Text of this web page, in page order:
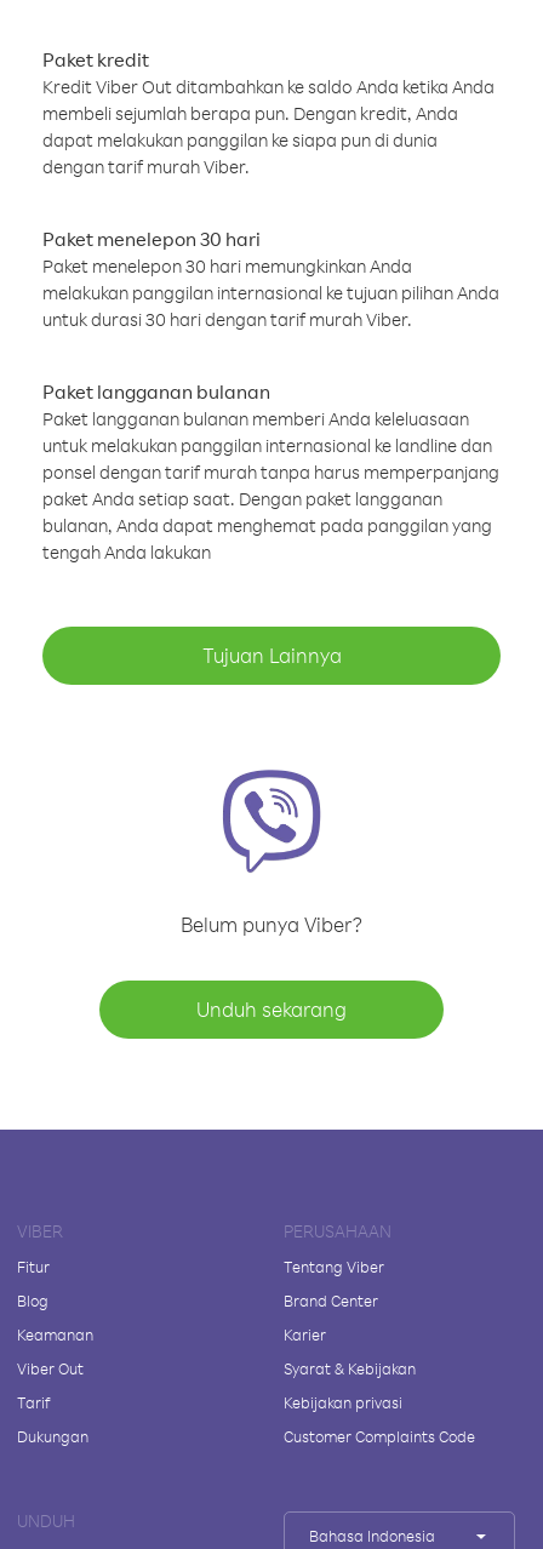
Paket kredit
Kredit Viber Out ditambahkan ke saldo Anda ketika Anda
membeli sejumlah berapa pun. Dengan kredit, Anda
dapat melakukan panggilan ke siapa pun di dunia
dengan tarif murah Viber.
Paket menelepon 30 hari
Paket menelepon 30 hari memungkinkan Anda
melakukan panggilan internasional ke tujuan pilihan Anda
untuk durasi 30 hari dengan tarif murah Viber.
Paket langganan bulanan
Paket langganan bulanan memberi Anda keleluasaan
untuk melakukan panggilan internasional ke landline dan
ponsel dengan tarif murah tanpa harus memperpanjang
paket Anda setiap saat. Dengan paket langganan
bulanan, Anda dapat menghemat pada panggilan yang
tengah Anda lakukan
Tujuan Lainnya
Belum punya Viber?
Unduh sekarang
VIBER
Fitur
Blog
Keamanan
Viber Out
Tarif
Dukungan
PERUSAHAAN
Tentang Viber
Brand Center
Karier
Syarat & Kebijakan
Kebijakan privasi
Customer Complaints Code
UNDUH
Bahasa Indonesia